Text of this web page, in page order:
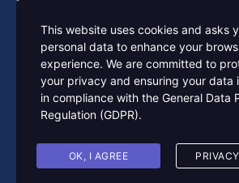
Spisak primljenih kandidata za julski rok, 2026/
Kontakt
+ 381 20 316 904
sekretar@fis.edu.rs
36300 Novi Pazar,
Srbija
This website uses cookies and asks
personal data to enhance your
experience. We are committed to
your privacy and ensuring your data
in compliance with the General Data
Regulation (GDPR).
OK, I AGREE